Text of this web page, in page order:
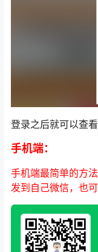
登录之后就可以查
手机端：
手机端最简单的方
发到自己微信，也